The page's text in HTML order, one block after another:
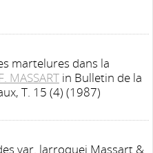
martelures dans la
MASSART in Bulletin de la
T. 15 (4) (1987)
var. larroquei Massart &